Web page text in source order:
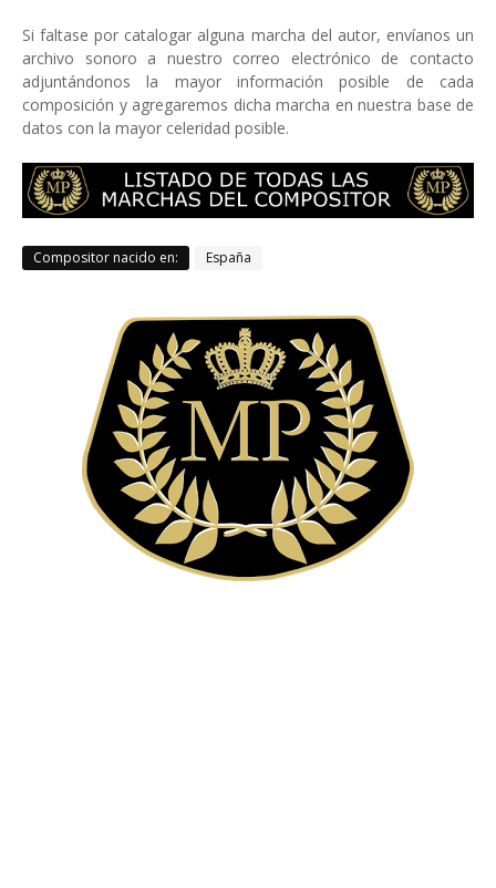
Si faltase por catalogar alguna marcha del autor, envíanos un
archivo sonoro a nuestro correo electrónico de contacto
adjuntándonos la mayor información posible de cada
composición y agregaremos dicha marcha en nuestra base de
datos con la mayor celeridad posible.
Compositor nacido en: España